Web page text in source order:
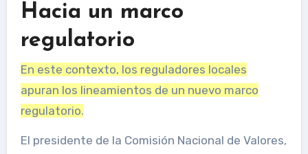
Hacia un marco
regulatorio
En este contexto, los reguladores locales
apuran los lineamientos de un nuevo marco
regulatorio.
El presidente de la Comisión Nacional de Valores,